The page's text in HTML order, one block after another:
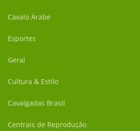
Cavalo Árabe
Esportes
Geral
Cultura & Estilo
Cavalgadas Brasil
Centrais de Reprodução